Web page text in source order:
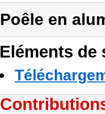
Poêle en
Eléments